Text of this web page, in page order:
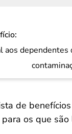
aos
de
para os que